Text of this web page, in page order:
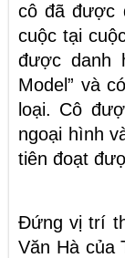
cô đã được
cuộc tại
được danh
Model” và
loại. Cô
ngoại hình
tiên đoạt
Đứng vị trí
Văn Hà của